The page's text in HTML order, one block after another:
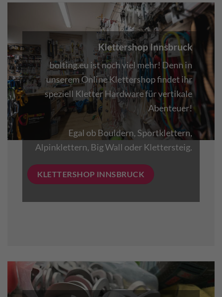
Klettershop Innsbruck
bolting.eu ist noch viel mehr! Denn in
unserem Online Klettershop findet ihr
speziell Kletter Hardware für vertikale
Abenteuer!
Egal ob Bouldern, Sportklettern,
Alpinklettern, Big Wall oder Klettersteig.
KLETTERSHOP INNSBRUCK